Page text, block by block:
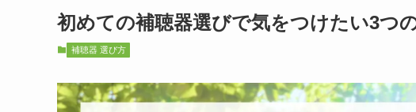
初めての補聴器選びで気をつけたい3つ
補聴器 選び方